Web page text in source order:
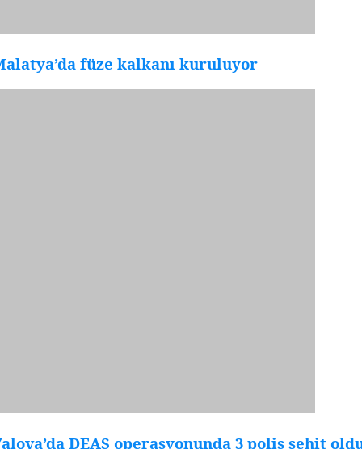
füze kalkanı kuruluyor
DEAŞ operasyonunda 3 polis şehit